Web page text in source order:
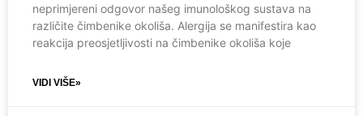
neprimjereni odgovor našeg imunološkog sustava na
različite čimbenike okoliša. Alergija se manifestira kao
reakcija preosjetljivosti na čimbenike okoliša koje
VIDI VIŠE»